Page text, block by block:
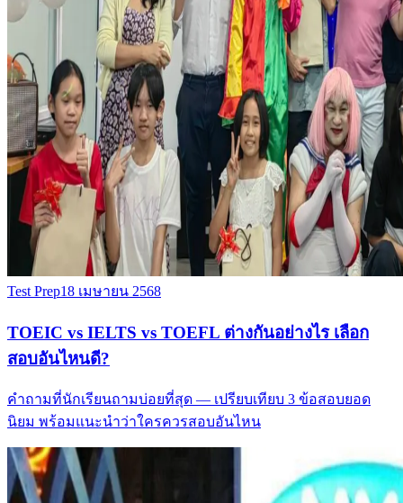
Test Prep18 เมษายน 2568
TOEIC vs IELTS vs TOEFL ต่างกันอย่างไร เลือก
สอบอันไหนดี?
คำถามที่นักเรียนถามบ่อยที่สุด — เปรียบเทียบ 3 ข้อสอบยอด
นิยม พร้อมแนะนำว่าใครควรสอบอันไหน